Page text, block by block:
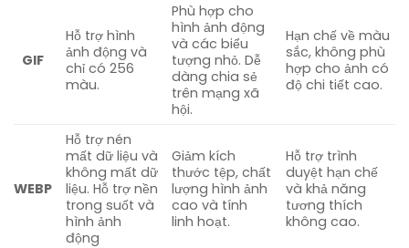
GIF
Hỗ trợ hình
ảnh động và
chỉ có 256
màu.
Phù hợp cho
hình ảnh động
và các biểu
tượng nhỏ. Dễ
dàng chia sẻ
trên mạng xã
hội.
Hạn chế về màu
sắc, không phù
hợp cho ảnh có
độ chi tiết cao.
WEBP
Hỗ trợ nén
mất dữ liệu và
không mất dữ
liệu. Hỗ trợ nền
trong suốt và
hình ảnh
động
Giảm kích
thước tệp, chất
lượng hình ảnh
cao và tính
linh hoạt.
Hỗ trợ trình
duyệt hạn chế
và khả năng
tương thích
không cao.